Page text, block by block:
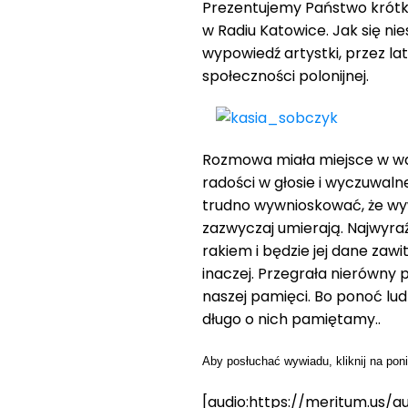
Prezentujemy Państwo
w Radiu Katowice. Jak się
wypowiedź artystki, przez
społeczności polonijnej.
Rozmowa miała miejsce w
radości w głosie i
trudno wywnioskować, że
zazwyczaj umierają.
rakiem i będzie jej dane
inaczej. Przegrała
naszej pamięci. Bo ponoć
długo o nich pamiętamy..
Aby posłuchać wywiadu, kliknij na
[audio:https://meritum.us/